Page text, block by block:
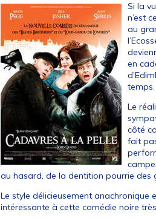
Si la
n’est
au
en
temps.
Le
côté
fait
au hasard, de la dentition pourrie des
Le style délicieusement
intéressante à cette comédie noire